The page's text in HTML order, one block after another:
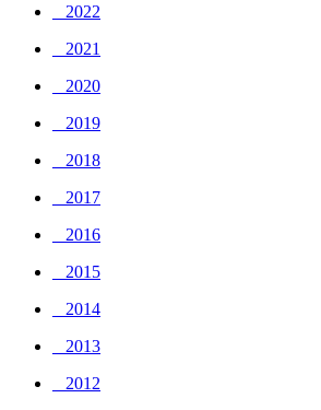
_ 2022
_ 2021
_ 2020
_ 2019
_ 2018
_ 2017
_ 2016
_ 2015
_ 2014
_ 2013
_ 2012